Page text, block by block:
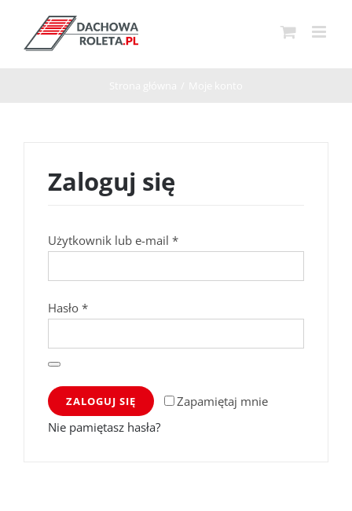
zawartości
Zaloguj się
Użytkownik lub e-mail *Wymagane
Hasło *Wymagane
Zapamiętaj mnie
ZALOGUJ SIĘ
Nie pamiętasz hasła?